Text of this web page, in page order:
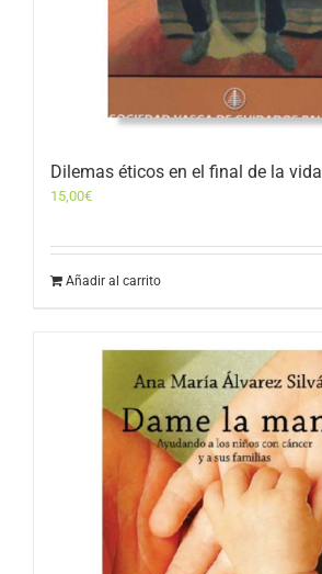
Dilemas éticos en el final de la vida
15,00€
Añadir al carrito